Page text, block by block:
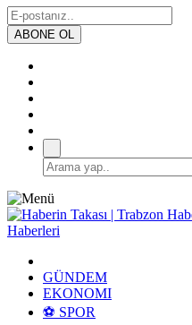
GÜNDEM
EKONOMI
⚽ SPOR